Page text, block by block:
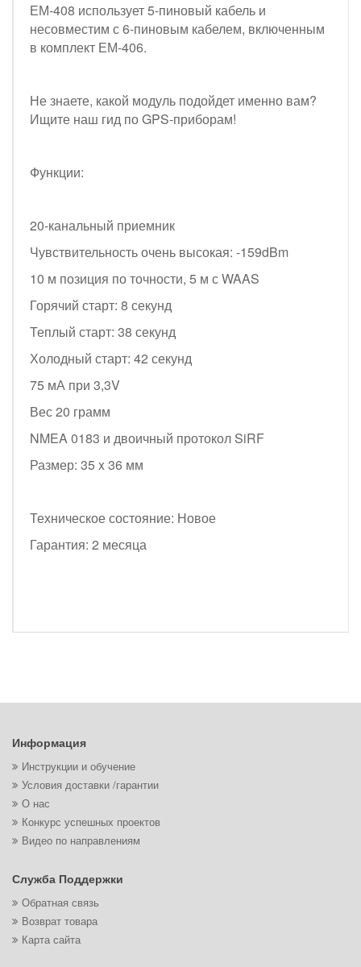
ЕМ-408 использует 5-пиновый кабель и
несовместим с 6-пиновым кабелем, включенным
в комплект ЕМ-406.
Не знаете, какой модуль подойдет именно вам?
Ищите наш гид по GPS-приборам!
Функции:
20-канальный приемник
Чувствительность очень высокая: -159dBm
10 м позиция по точности, 5 м с WAAS
Горячий старт: 8 секунд
Теплый старт: 38 секунд
Холодный старт: 42 секунд
75 мА при 3,3V
Вес 20 грамм
NMEA 0183 и двоичный протокол SiRF
Размер: 35 x 36 мм
Техническое состояние: Новое
Гарантия: 2 месяца
Информация
Инструкции и обучение
Условия доставки /гарантии
О нас
Конкурс успешных проектов
Видео по направлениям
Служба Поддержки
Обратная связь
Возврат товара
Карта сайта